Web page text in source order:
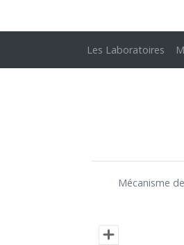
Les Laboratoires
Mécanisme